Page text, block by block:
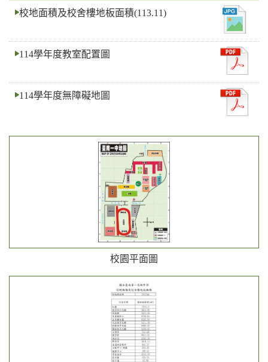
校地面積及校舍樓地板面積(113.11)
114學年度教室配置圖
114學年度無障礙地圖
校園平面圖